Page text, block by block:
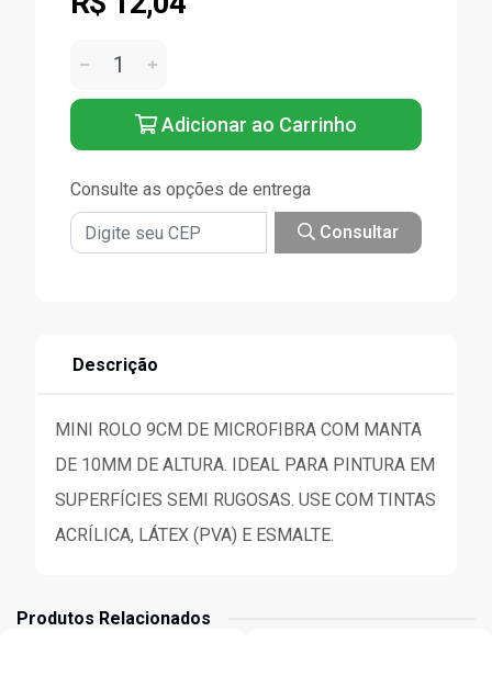
Adicionar ao Carrinho
Consulte as opções de entrega
Consultar
Descrição
MINI ROLO 9CM DE MICROFIBRA COM MANTA
DE 10MM DE ALTURA. IDEAL PARA PINTURA EM
SUPERFÍCIES SEMI RUGOSAS. USE COM TINTAS
ACRÍLICA, LÁTEX (PVA) E ESMALTE.
Produtos Relacionados